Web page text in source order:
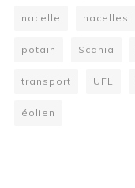
nacelle nacelles
potain Scania
transport UFL
éolien